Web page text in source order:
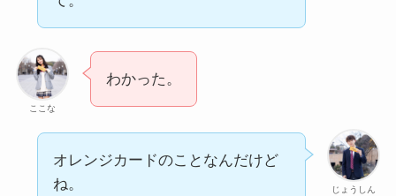
ここな
わかった。
じょうしん
オレンジカードのことなんだけど
ね。